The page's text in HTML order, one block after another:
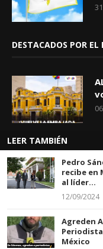
DESTACADOS POR EL
LEER TAMBIÉN
Pedro
recibe en
al líder...
12/09/2024
Agreden A
México